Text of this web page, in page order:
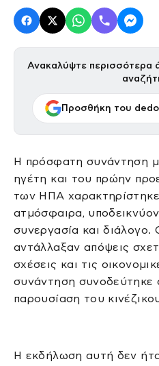
Ανακαλύψτε περισσότερα
Προσθήκη του
Η πρόσφατη συνάντηση
ηγέτη και του πρώην
των ΗΠΑ χαρακτηρίστηκε
ατμόσφαιρα,
συνεργασία και διάλογο.
αντάλλαξαν απόψεις
σχέσεις και τις
συνάντηση συνοδεύτηκε
παρουσίαση του
Η εκδήλωση αυτή δεν